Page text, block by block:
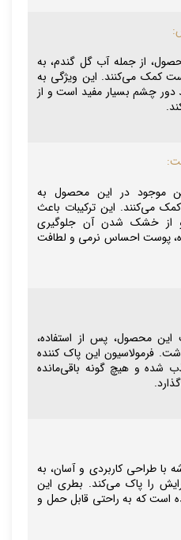
از جمله آب گل گندم، به
کمک می‌کنند. این ویژگی به
دور چشم بسیار مفید است و از
موجود در این محصول به
می‌کنند. این ترکیبات باعث
خشک شدن آن جلوگیری
پوست احساس نرمی و لطافت
این محصول، پس از استفاده،
فرمولاسیون این پاک کننده
شده و هیچ گونه باقی‌مانده
با طراحی کاربردی و آسان، به
را پاک می‌کند. بطری این
است که به راحتی قابل حمل و